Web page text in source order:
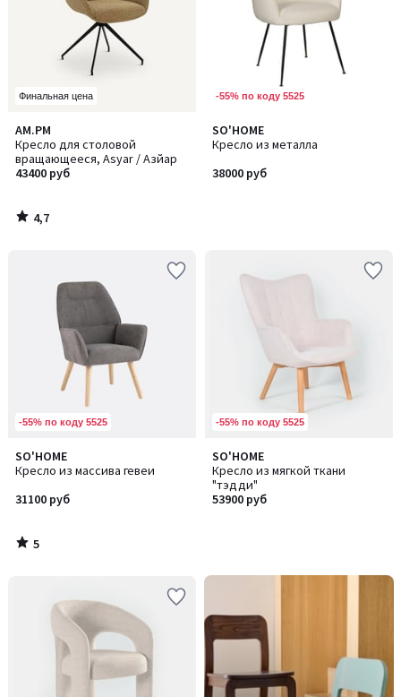
Финальная цена
AM.PM
Кресло для столовой
вращающееся, Asyar / Азйар
43400 руб
4,7
/ 5
4,7
/
-55% по коду 5525
SO'HOME
Кресло из металла
38000 руб
-55% по коду 5525
SO'HOME
Кресло из массива гевеи
31100 руб
5
/
5
/
-55% по коду 5525
SO'HOME
Кресло из мягкой ткани
"тэдди"
53900 руб